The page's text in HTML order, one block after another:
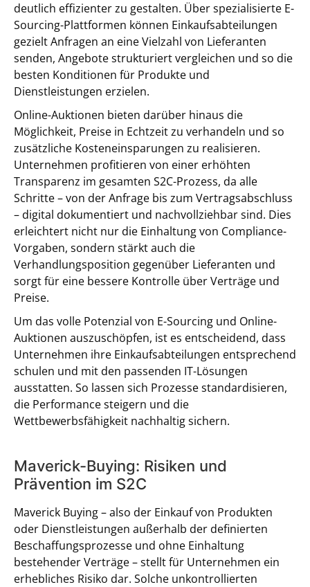
deutlich effizienter zu gestalten. Über spezialisierte E-
Sourcing-Plattformen können Einkaufsabteilungen
gezielt Anfragen an eine Vielzahl von Lieferanten
senden, Angebote strukturiert vergleichen und so die
besten Konditionen für Produkte und
Dienstleistungen erzielen.
Online-Auktionen bieten darüber hinaus die
Möglichkeit, Preise in Echtzeit zu verhandeln und so
zusätzliche Kosteneinsparungen zu realisieren.
Unternehmen profitieren von einer erhöhten
Transparenz im gesamten S2C-Prozess, da alle
Schritte – von der Anfrage bis zum Vertragsabschluss
– digital dokumentiert und nachvollziehbar sind. Dies
erleichtert nicht nur die Einhaltung von Compliance-
Vorgaben, sondern stärkt auch die
Verhandlungsposition gegenüber Lieferanten und
sorgt für eine bessere Kontrolle über Verträge und
Preise.
Um das volle Potenzial von E-Sourcing und Online-
Auktionen auszuschöpfen, ist es entscheidend, dass
Unternehmen ihre Einkaufsabteilungen entsprechend
schulen und mit den passenden IT-Lösungen
ausstatten. So lassen sich Prozesse standardisieren,
die Performance steigern und die
Wettbewerbsfähigkeit nachhaltig sichern.
Maverick-Buying: Risiken und
Prävention im S2C
Maverick Buying – also der Einkauf von Produkten
oder Dienstleistungen außerhalb der definierten
Beschaffungsprozesse und ohne Einhaltung
bestehender Verträge – stellt für Unternehmen ein
erhebliches Risiko dar. Solche unkontrollierten